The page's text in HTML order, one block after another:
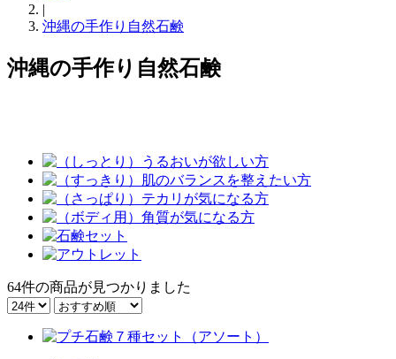
|
沖縄の手作り自然石鹸
沖縄の手作り自然石鹸
64件の商品が見つかりました